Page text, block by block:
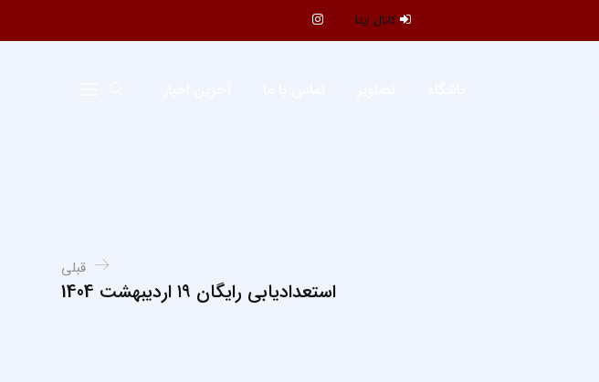
کانال ایتا
قبلی
استعدادیابی رایگان ۱۹ اردیبهشت 1404